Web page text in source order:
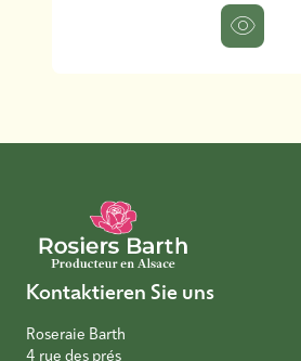
Kontaktieren Sie uns
Roseraie Barth
4 rue des prés